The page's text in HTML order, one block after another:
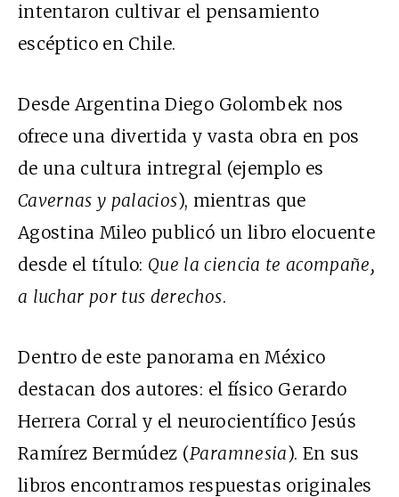
intentaron cultivar el pensamiento
escéptico en Chile.
Desde Argentina Diego Golombek nos
ofrece una divertida y vasta obra en pos
de una cultura intregral (ejemplo es
Cavernas y palacios), mientras que
Agostina Mileo publicó un libro elocuente
desde el título: Que la ciencia te acompañe,
a luchar por tus derechos.
Dentro de este panorama en México
destacan dos autores: el físico Gerardo
Herrera Corral y el neurocientífico Jesús
Ramírez Bermúdez (Paramnesia). En sus
libros encontramos respuestas originales